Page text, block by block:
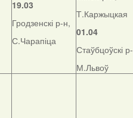
19.03
Гродзенскі р-н,
С.Чарапіца
Т.Каржыцкая
01.04
Стаўбцоўскі
М.Львоў